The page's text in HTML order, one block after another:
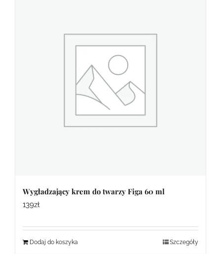
Wygładzający krem do twarzy Figa 60 ml
139zł
Dodaj do koszyka Szczegóły